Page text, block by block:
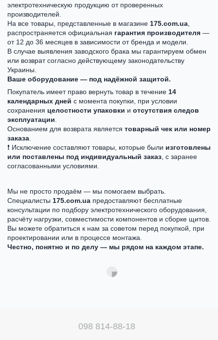
электротехническую продукцию от проверенных
производителей.
На все товары, представленные в магазине 175.com.ua
распространяется официальная гарантия производителя —
от 12 до 36 месяцев в зависимости от бренда и модели.
В случае выявления заводского брака мы гарантируем обмен
или возврат согласно действующему законодательству
Украины.
Ваше оборудование — под надёжной защитой.
Покупатель имеет право вернуть товар в течение 14
календарных дней с момента покупки, при условии
сохранения целостности упаковки и отсутствия следов
эксплуатации
Основанием для возврата является товарный чек или номер
заказа
❗ Исключение составляют товары, которые были изготовлены
или поставлены под индивидуальный заказ , с заранее
согласованными условиями.
Мы не просто продаём — мы помогаем выбрать.
Специалисты 175.com.ua предоставляют бесплатные
консультации по подбору электротехнического оборудования,
расчёту нагрузки, совместимости компонентов и сборке щитов.
Вы можете обратиться к нам за советом перед покупкой, при
проектировании или в процессе монтажа.
Честно, понятно и по делу — мы рядом на каждом этапе.
098 814-88-18